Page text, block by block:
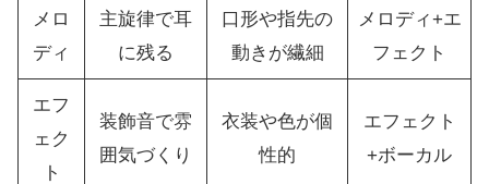
メロ
ディ
主旋律で耳
に残る
口形や指先の
動きが繊細
メロディ+エ
フェクト
エフ
ェク
ト
装飾音で雰
囲気づくり
衣装や色が個
性的
エフェクト
+ボーカル